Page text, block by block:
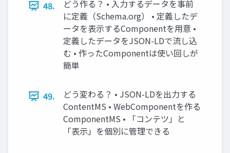
48.
どう作る？ • 入力するデータを事前
に定義（Schema.org） • 定義したデ
ータを表示するComponentを用意 •
定義したデータをJSON-LDで流し込
む • 作ったComponentは使い回しが
簡単
49.
どう変わる？ • JSON-LDを出力する
ContentMS • WebComponentを作る
ComponentMS • 「コンテツ」と
「表示」を個別に管理できる